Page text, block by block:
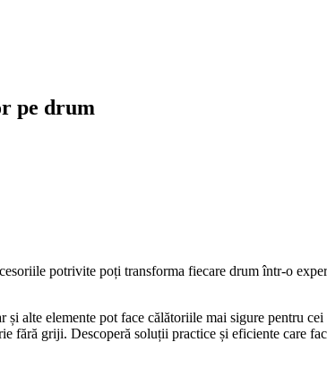
pe drum
potrivite poți transforma fiecare drum într-o
și alte elemente pot face călătoriile mai sigure pentru
fără griji. Descoperă soluții practice și eficiente care